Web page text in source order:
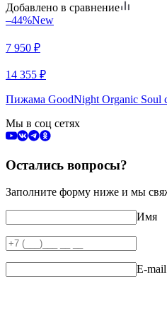
Добавлено в сравнение
–44%New
7 950 ₽
14 355 ₽
Пижама GoodNight Organic Soul
Мы в соц сетях
Остались вопросы?
Заполните форму ниже и мы
Имя
E-mail